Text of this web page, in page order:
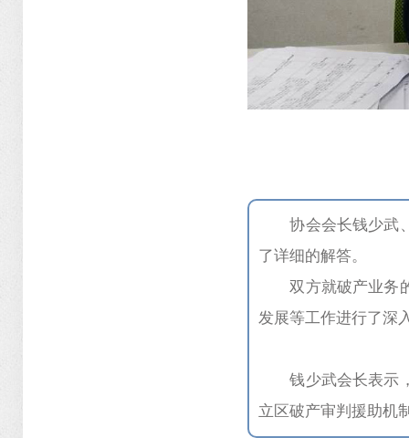
协会会长钱少武
了详细的解答。
双方就破产业务
发展等工作进行了深
钱少武会长表示
立区破产审判援助机